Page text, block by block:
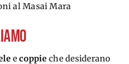
al Masai Mara
ecoppiechedesiderano